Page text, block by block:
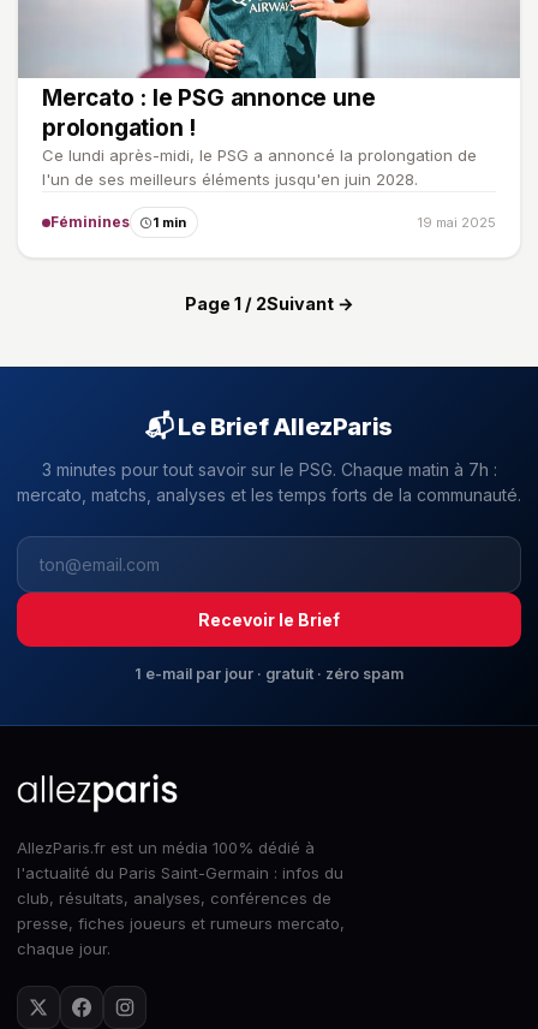
Mercato : le PSG annonce une
prolongation !
Ce lundi après-midi, le PSG a annoncé la prolongation de
l'un de ses meilleurs éléments jusqu'en juin 2028.
Féminines 1 min 19 mai 2025
Page 1 / 2Suivant →
📬 Le Brief AllezParis
3 minutes pour tout savoir sur le PSG. Chaque matin à 7h :
mercato, matchs, analyses et les temps forts de la communauté.
Recevoir le Brief
1 e-mail par jour · gratuit · zéro spam
AllezParis.fr est un média 100% dédié à
l'actualité du Paris Saint-Germain : infos du
club, résultats, analyses, conférences de
presse, fiches joueurs et rumeurs mercato,
chaque jour.